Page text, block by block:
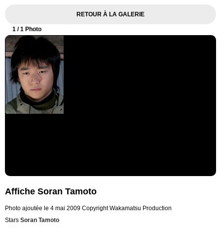
RETOUR À LA GALERIE
1 / 1 Photo
Affiche Soran Tamoto
Photo ajoutée le 4 mai 2009 Copyright Wakamatsu Production
Stars Soran Tamoto